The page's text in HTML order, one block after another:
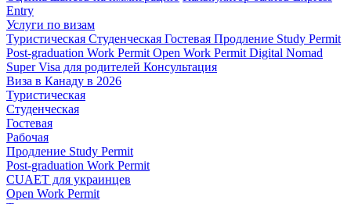
Entry
Услуги по визам
Туристическая Студенческая Гостевая Продление Study Permit
Post-graduation Work Permit Open Work Permit Digital Nomad
Super Visa для родителей Консультация
Виза в Канаду в 2026
Туристическая
Студенческая
Гостевая
Рабочая
Продление Study Permit
Post-graduation Work Permit
CUAET для украинцев
Open Work Permit